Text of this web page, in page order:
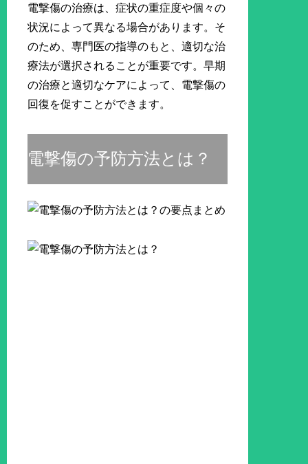
電撃傷の治療は、症状の重症度や個々の
状況によって異なる場合があります。そ
のため、専門医の指導のもと、適切な治
療法が選択されることが重要です。早期
の治療と適切なケアによって、電撃傷の
回復を促すことができます。
電撃傷の予防方法とは？